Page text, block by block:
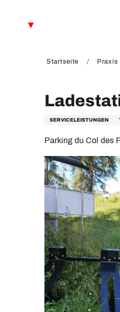
Startseite Praxis
SERVICELEISTUNGEN
Parking du Col des